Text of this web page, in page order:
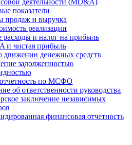
деятельности (MD&A)
показатели
продаж и выручка
реализации
расходы и налог на прибыль
и чистая прибыль
движении денежных средств
задолженностью
по МСФО
об ответственности руководства
заключение независимых
финансовая отчетность